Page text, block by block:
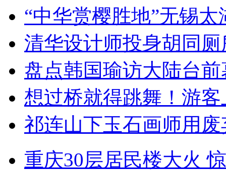
“中华赏樱胜地”无锡
清华设计师投身胡同
盘点韩国瑜访大陆台
想过桥就得跳舞！游客
祁连山下玉石画师用
重庆30层居民楼大火